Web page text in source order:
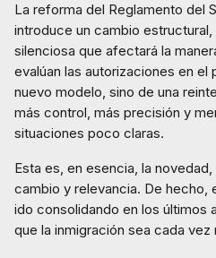
La reforma del Reglamento del
introduce un cambio
silenciosa que afectará la
evalúan las autorizaciones en el
nuevo modelo, sino de una
más control, más precisión y
situaciones poco claras.
Esta es, en esencia, la
cambio y relevancia. De hecho,
ido consolidando en los últimos
que la inmigración sea cada